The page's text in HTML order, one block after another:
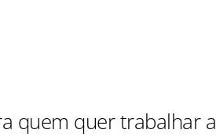
quem quer trabalhar a